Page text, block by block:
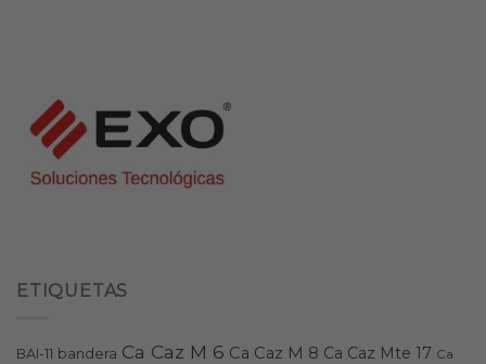
ETIQUETAS
BAI-11 bandera Ca Caz M 6 Ca Caz M 8 Ca Caz Mte 17 Ca